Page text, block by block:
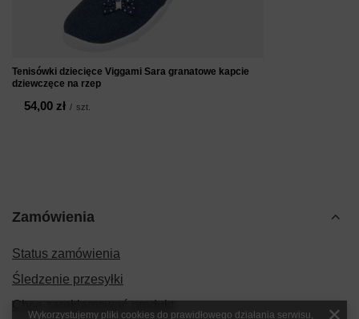
Tenisówki dziecięce Viggami Sara granatowe kapcie
dziewczęce na rzep
54,00 zł / szt.
Zamówienia
Status zamówienia
Śledzenie przesyłki
Chcę zareklamować produkt
Wykorzystujemy pliki cookies do prawidłowego działania serwisu,